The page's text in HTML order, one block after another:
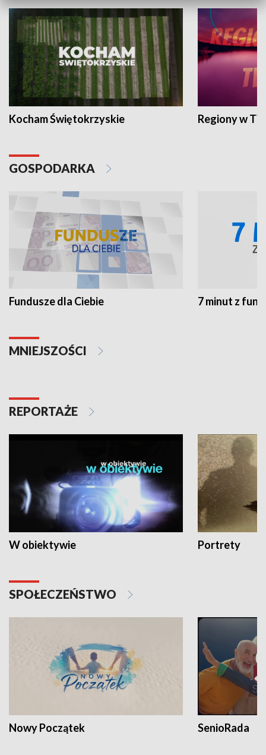
Kocham Świętokrzyskie Regiony w
GOSPODARKA
Fundusze dla Ciebie 7 minut z
MNIEJSZOŚCI
REPORTAŻE
W obiektywie Portrety
SPOŁECZEŃSTWO
Nowy Początek SenioRada